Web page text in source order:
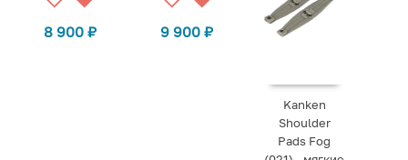
8 900 ₽ 9 900₽
Kanken
Shoulder
Pads Fog